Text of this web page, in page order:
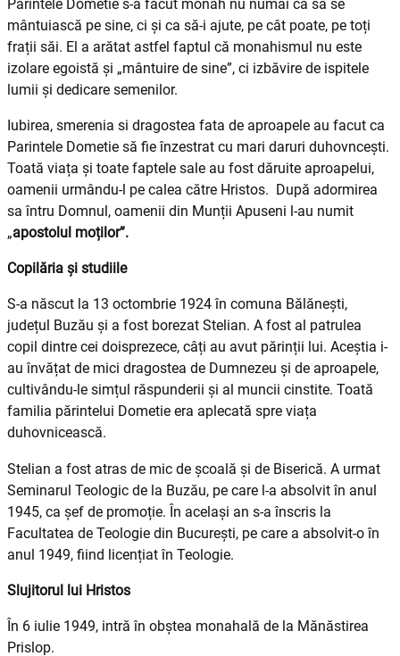
Părintele Dometie s-a făcut monah nu numai ca să se
mântuiască pe sine, ci și ca să-i ajute, pe cât poate, pe toți
frații săi. El a arătat astfel faptul că monahismul nu este
izolare egoistă și „mântuire de sine”, ci izbăvire de ispitele
lumii și dedicare semenilor.
Iubirea, smerenia si dragostea fata de aproapele au facut ca
Parintele Dometie să fie înzestrat cu mari daruri duhovncești.
Toată viața și toate faptele sale au fost dăruite aproapelui,
oamenii urmându-l pe calea către Hristos. După adormirea
sa întru Domnul, oamenii din Munții Apuseni l-au numit
„apostolul moților”.
Copilăria și studiile
S-a născut la 13 octombrie 1924 în comuna Bălăneşti,
județul Buzău și a fost borezat Stelian. A fost al patrulea
copil dintre cei doisprezece, câți au avut părinții lui. Aceștia i-
au învățat de mici dragostea de Dumnezeu și de aproapele,
cultivându-le simțul răspunderii și al muncii cinstite. Toată
familia părintelui Dometie era aplecată spre viața
duhovnicească.
Stelian a fost atras de mic de școală și de Biserică. A urmat
Seminarul Teologic de la Buzău, pe care l-a absolvit în anul
1945, ca șef de promoție. În același an s-a înscris la
Facultatea de Teologie din București, pe care a absolvit-o în
anul 1949, fiind licențiat în Teologie.
Slujitorul lui Hristos
În 6 iulie 1949, intră în obștea monahală de la Mănăstirea
Prislop.